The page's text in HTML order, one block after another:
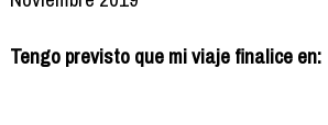
Tengo previsto que mi viaje finalice en: